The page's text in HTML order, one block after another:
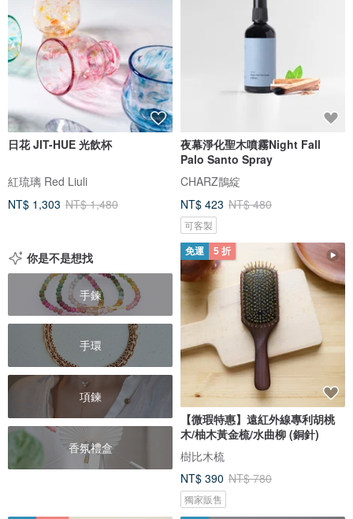
日花 JIT-HUE 光飲杯
紅琉璃 Red Liuli
NT$ 1,303 NT$ 1,480
夜幕淨化聖木噴霧Night Fall
Palo Santo Spray
CHARZ鵲綻
NT$ 423 NT$ 480
可客製
你是不是想找
手鍊
手環
項鍊
香氛禮盒
免運 5 折
【微瑕特惠】遠紅外線專利胡桃
木/柚木黃金梳/水曲柳 (銅針)
樹比木梳
NT$ 390 NT$ 780
獨家販售